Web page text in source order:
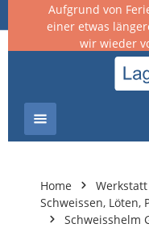
springen
Aufgrund von
einer etwas
wir wieder
Home Werkstatt
Schweissen, Löten,
Schweisshelm